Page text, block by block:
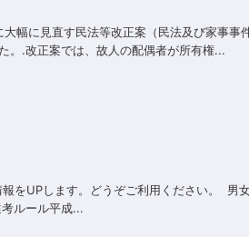
幅に見直す民法等改正案（民法及び家事事
。.改正案では、故人の配偶者が所有権...
をUPします。どうぞご利用ください。 男
ルール平成...